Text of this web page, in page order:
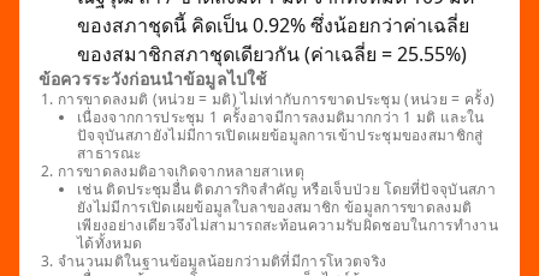
ของสภาชุดนี้ คิดเป็น 0.92% ซึ่งน้อยกว่าค่าเฉลี่ย
ของสมาชิกสภาชุดเดียวกัน (ค่าเฉลี่ย = 25.55%)
ข้อควรระวังก่อนนำข้อมูลไปใช้
การขาดลงมติ (หน่วย = มติ) ไม่เท่ากับการขาดประชุม (หน่วย = ครั้ง)
เนื่องจากการประชุม 1 ครั้งอาจมีการลงมติมากกว่า 1 มติ และใน
ปัจจุบันสภายังไม่มีการเปิดเผยข้อมูลการเข้าประชุมของสมาชิกสู่
สาธารณะ
การขาดลงมติอาจเกิดจากหลายสาเหตุ
เช่น ติดประชุมอื่น ติดภารกิจสำคัญ หรือเจ็บป่วย โดยที่ปัจจุบันสภา
ยังไม่มีการเปิดเผยข้อมูลใบลาของสมาชิก ข้อมูลการขาดลงมติ
เพียงอย่างเดียวจึงไม่สามารถสะท้อนความรับผิดชอบในการทำงาน
ได้ทั้งหมด
จำนวนมติในฐานข้อมูลน้อยกว่ามติที่มีการโหวตจริง